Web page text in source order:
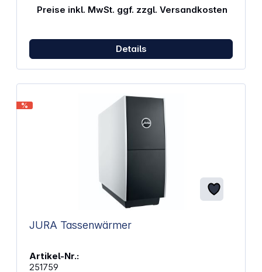
Preise inkl. MwSt. ggf. zzgl. Versandkosten
Details
%
JURA Tassenwärmer
Artikel-Nr.:
251759